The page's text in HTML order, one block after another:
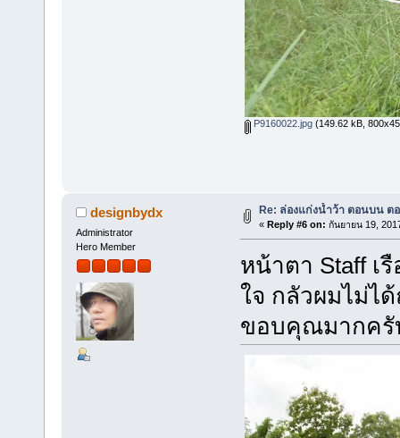
P9160022.jpg(149.62 kB,
designbydx
Administrator
Hero Member
Re: ล่องแก่งน้ำว้า ตอนบน ต
« Reply #6 on: กันยายน 19,
หน้าตา Staff เ
ใจ กลัวผมไม่ไ
ขอบคุณมากครั